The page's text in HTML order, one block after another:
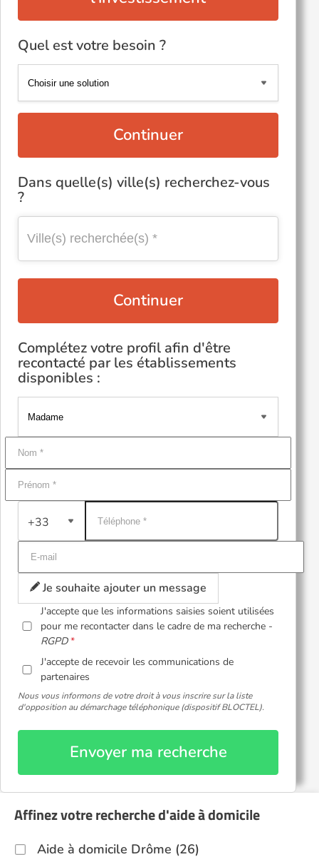
Quel est votre besoin ?
Continuer
Dans quelle(s) ville(s) recherchez-vous
?
Continuer
Complétez votre profil afin d'être
recontacté par les établissements
disponibles :
+33
Je souhaite ajouter un message
J'accepte que les informations saisies soient utilisées
pour me recontacter dans le cadre de ma recherche -
RGPD
J'accepte de recevoir les communications de
partenaires
Nous vous informons de votre droit à vous inscrire sur la liste
d'opposition au démarchage téléphonique (dispositif BLOCTEL).
Envoyer ma recherche
Affinez votre recherche d'aide à domicile
Aide à domicile Drôme (26)